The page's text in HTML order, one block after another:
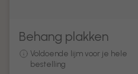
Behang plakken
Voldoende lijm voor je hele
bestelling